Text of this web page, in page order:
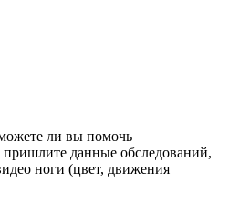
ли вы помочь
данные обследований,
ноги (цвет, движения